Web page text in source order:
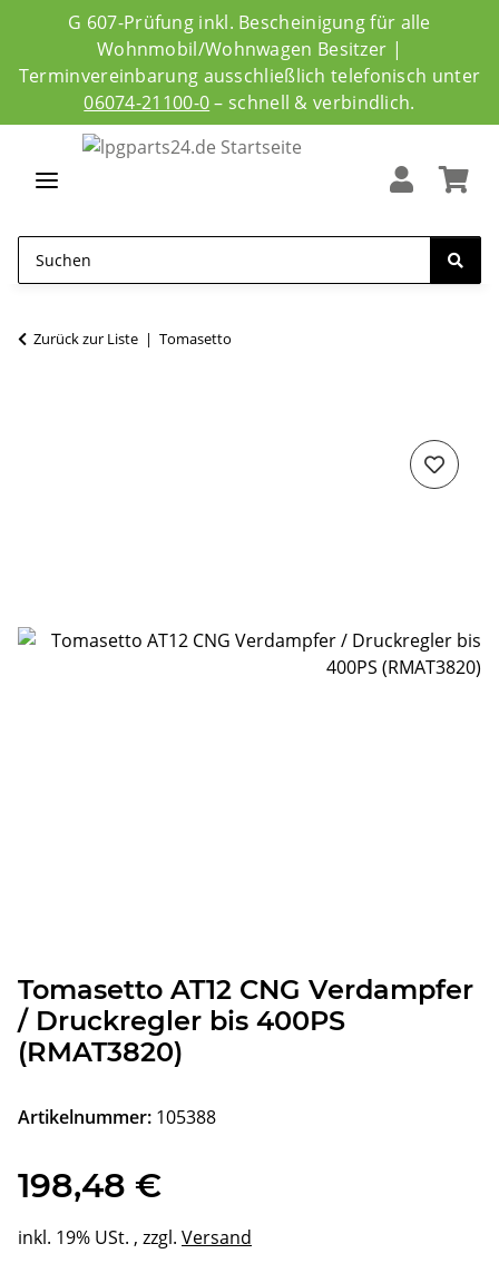
G 607-Prüfung inkl. Bescheinigung für alle
Wohnmobil/Wohnwagen Besitzer |
Terminvereinbarung ausschließlich telefonisch unter
06074-21100-0– schnell & verbindlich.
Zurück zur Liste Tomasetto
Tomasetto AT12 CNG Verdampfer
/ Druckregler bis 400PS
(RMAT3820)
Artikelnummer: 105388
198,48 €
inkl. 19% USt. , zzgl. Versand